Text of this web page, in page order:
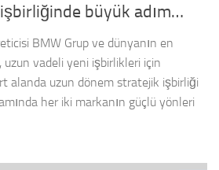
büyük adım…
BMW Grup ve dünyanın en
uzun vadeli yeni işbirlikleri için
alanda uzun dönem stratejik işbirliği
her iki markanın güçlü yönleri